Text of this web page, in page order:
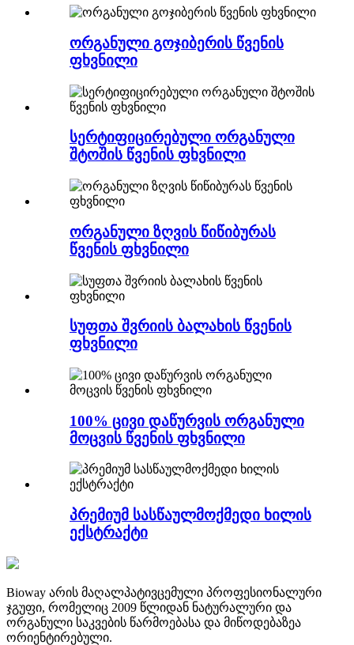
ორგანული გოჯიბერის წვენის
ფხვნილი
სერტიფიცირებული ორგანული
შტოშის წვენის ფხვნილი
ორგანული ზღვის წიწიბურას
წვენის ფხვნილი
სუფთა შვრიის ბალახის წვენის
ფხვნილი
100% ცივი დაწურვის ორგანული
მოცვის წვენის ფხვნილი
პრემიუმ სასწაულმოქმედი ხილის
ექსტრაქტი
Bioway არის მაღალპატივცემული პროფესიონალური
ჯგუფი, რომელიც 2009 წლიდან ნატურალური და
ორგანული საკვების წარმოებასა და მიწოდებაზეა
ორიენტირებული.